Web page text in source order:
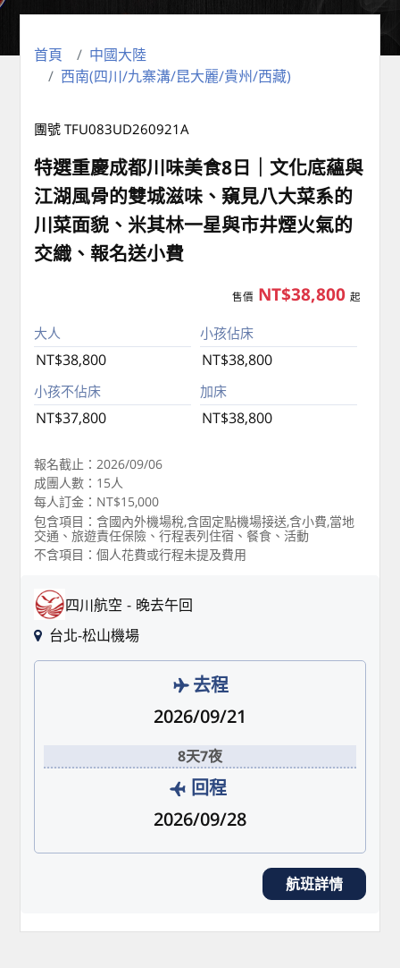
首頁
中國大陸
西南(四川/九寨溝/昆大麗/貴州/西藏)
團號 TFU083UD260921A
特選重慶成都川味美食8日｜文化底蘊與
江湖風骨的雙城滋味、窺見八大菜系的
川菜面貌、米其林一星與市井煙火氣的
交織、報名送小費
售價 NT$38,800 起
大人
NT$38,800
小孩佔床
NT$38,800
小孩不佔床
NT$37,800
加床
NT$38,800
報名截止：2026/09/06
成團人數：15人
每人訂金：NT$15,000
包含項目：含國內外機場稅,含固定點機場接送,含小費,當地
交通、旅遊責任保險、行程表列住宿、餐食、活動
不含項目：個人花費或行程未提及費用
四川航空
晚去午回
台北-松山機場
去程
2026/09/21
8天7夜
回程
2026/09/28
航班詳情